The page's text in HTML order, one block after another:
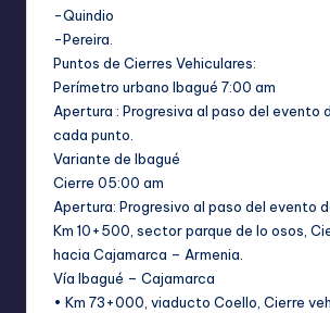
-Quindio
-Pereira.
Puntos de Cierres Vehiculares:
Perímetro urbano Ibagué 7:00 am
Apertura : Progresiva al paso del evento
cada punto.
Variante de Ibagué
Cierre 05:00 am
Apertura: Progresivo al paso del evento
Km 10+500, sector parque de lo osos,
hacia Cajamarca – Armenia.
Vía Ibagué – Cajamarca
• Km 73+000, viaducto Coello, Cierre